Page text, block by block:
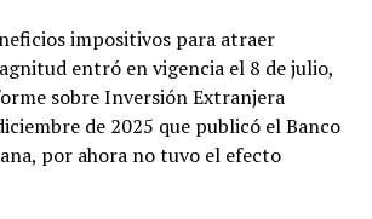
impositivos para atraer
entró en vigencia el 8 de julio,
sobre Inversión Extranjera
de 2025 que publicó el Banco
por ahora no tuvo el efecto